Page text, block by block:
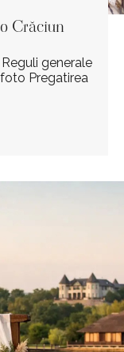
Crăciun
generale
Pregatirea